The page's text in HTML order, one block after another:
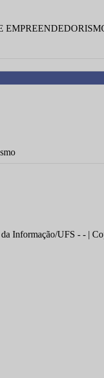
Informação/UFS - - |